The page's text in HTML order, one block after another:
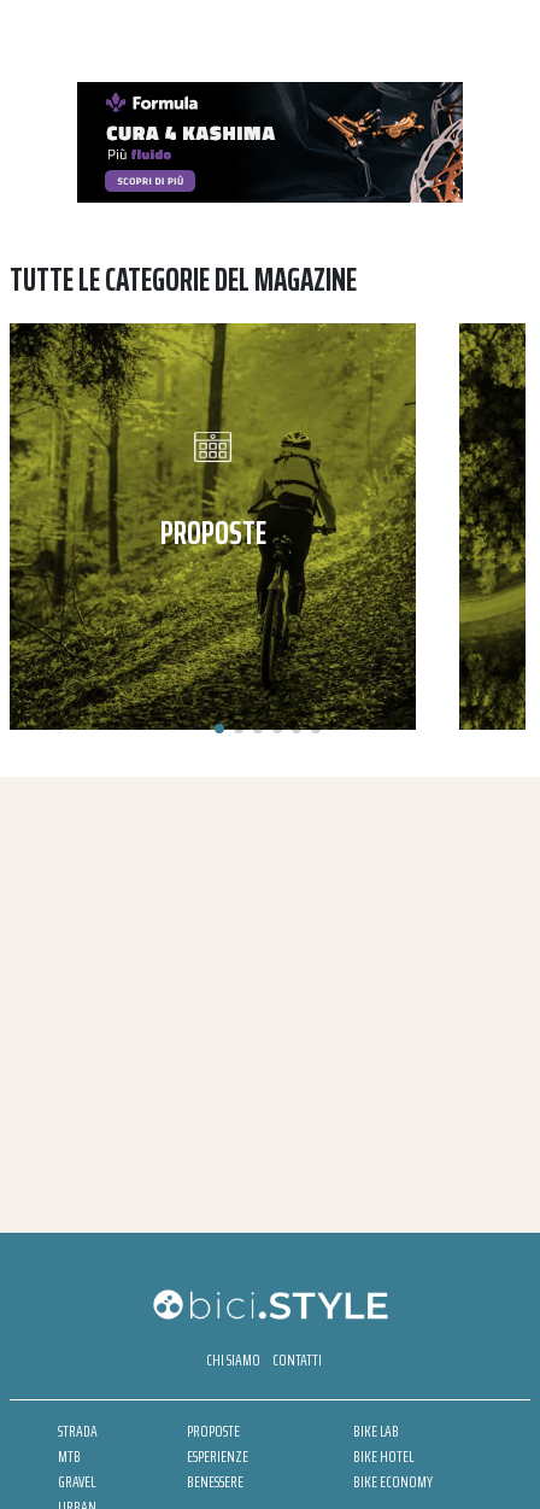
TUTTE LE CATEGORIE DEL MAGAZINE
PROPOSTE
CHI SIAMO CONTATTI
STRADA
MTB
GRAVEL
PROPOSTE
ESPERIENZE
BENESSERE
BIKE LAB
BIKE HOTEL
BIKE ECONOMY